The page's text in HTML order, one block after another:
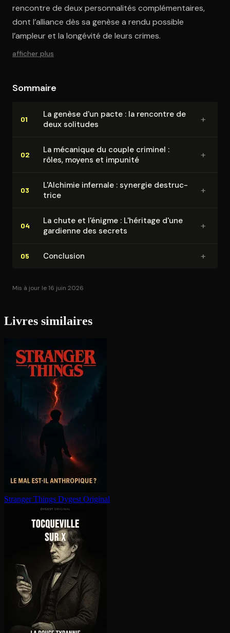
rencontre de deux personnalités complémentaires,
dont l’alliance dès sa genèse a rendu possible
l’ampleur et la longévité de leurs crimes.
afficher plus
Sommaire
01
La genèse d'un pacte : la rencontre de
deux solitudes
+
02
La mécanique du couple criminel :
rôles, moyens et impunité
+
03
L'Alchimie infernale : synergie des­truc­
trice
+
04
La chute et l'énigme : L'héritage d'une
gardienne des secrets
+
05 Conclusion +
Mis à jour le 16 juin 2026
Livres similaires
Stranger Things Dygest Original